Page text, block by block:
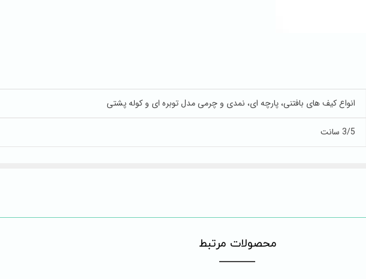
انواع کیف های بافتنی، پارچه ای، نمدی و چرمی مدل توبره ای و کوله پشتی
3/5 سانت
​محصولات مرتبط